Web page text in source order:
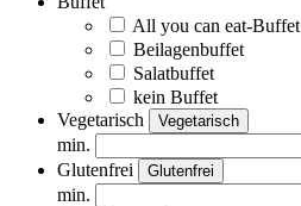
All you can eat-Buffet
Beilagenbuffet
Salatbuffet
kein Buffet
Vegetarisch
Vegetarisch
min.
Glutenfrei
Glutenfrei
min.